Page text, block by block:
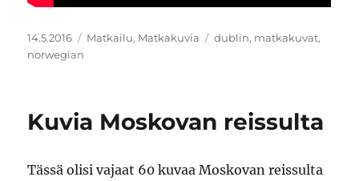
Julkaistu
14.5.2016 Kategoriat
Matkailu, Matkakuvia Avainsanat
dublin, matkakuvat,
norwegian
Kuvia Moskovan reissulta
Tässä olisi vajaat 60 kuvaa Moskovan reissulta